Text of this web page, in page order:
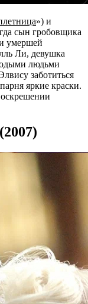
») и
сын гробовщика
умершей
Ли, девушка
людьми
заботиться
яркие краски.
(2007)